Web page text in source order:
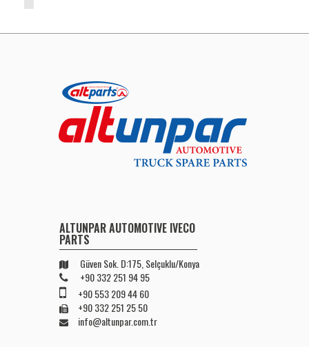
ALTUNPAR AUTOMOTIVE IVECO
PARTS
Güven Sok. D:175, Selçuklu/Konya
+90 332 251 94 95
+90 553 209 44 60
+90 332 251 25 50
info@altunpar.com.tr